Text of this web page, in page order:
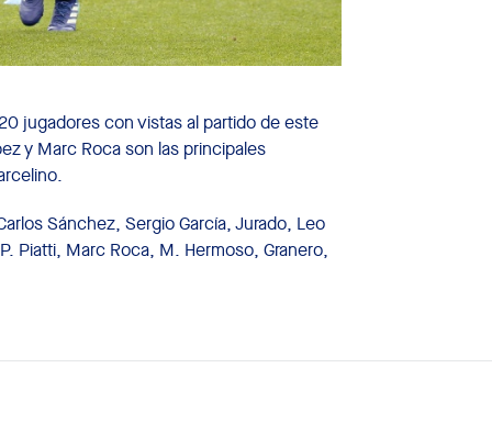
jugadores con vistas al partido de este
y Marc Roca son las principales
Sánchez, Sergio García, Jurado, Leo
Piatti, Marc Roca, M. Hermoso, Granero,